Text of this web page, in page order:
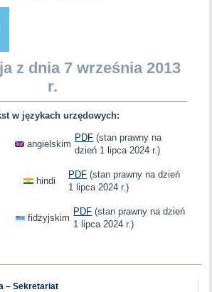
z dnia 7 września 2013
r.
w językach urzędowych:
angielskim
PDF (stan prawny na
dzień 1 lipca 2024 r.)
hindi
PDF (stan prawny na dzień
1 lipca 2024 r.)
fidżyjskim
PDF (stan prawny na dzień
1 lipca 2024 r.)
– Sekretariat